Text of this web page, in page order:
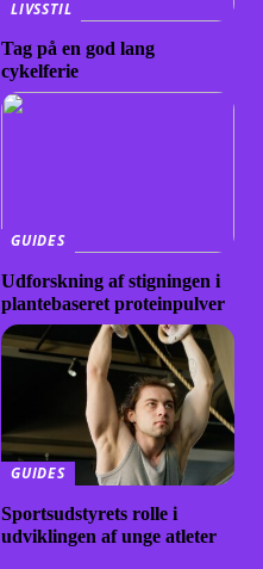
LIVSSTIL
Tag på en god lang
cykelferie
GUIDES
Udforskning af stigningen i
plantebaseret proteinpulver
GUIDES
Sportsudstyrets rolle i
udviklingen af unge atleter